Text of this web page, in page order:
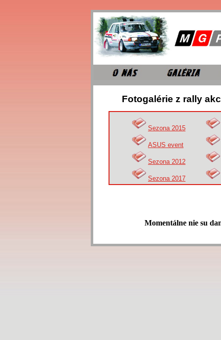
Fotogalérie z rally
Sezona 2015
ASUS event
Sezona 2012
Sezona 2017
Momentálne nie su